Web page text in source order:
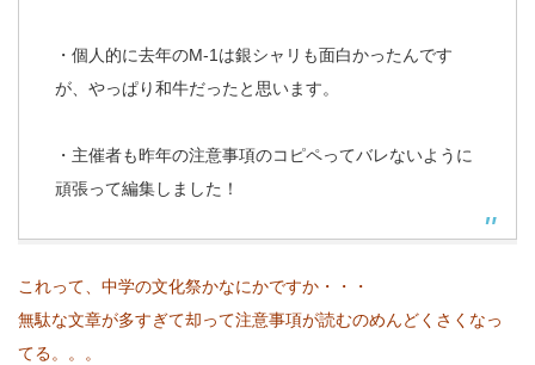
・個人的に去年のM-1は銀シャリも面白かったんです
が、やっぱり和牛だったと思います。
・主催者も昨年の注意事項のコピペってバレないように
頑張って編集しました！
これって、中学の文化祭かなにかですか・・・
無駄な文章が多すぎて却って注意事項が読むのめんどくさくなっ
てる。。。